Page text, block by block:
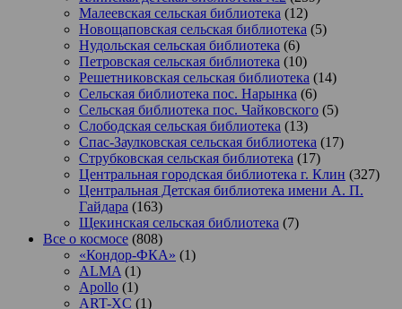
Малеевская сельская библиотека (12)
Новощаповская сельская библиотека (5)
Нудольская сельская библиотека (6)
Петровская сельская библиотека (10)
Решетниковская сельская библиотека (14)
Сельская библиотека пос. Нарынка (6)
Сельская библиотека пос. Чайковского (5)
Слободская сельская библиотека (13)
Спас-Заулковская сельская библиотека (17)
Струбковская сельская библиотека (17)
Центральная городская библиотека г. Клин (327)
Центральная Детская библиотека имени А. П.
Гайдара (163)
Щекинская сельская библиотека (7)
Все о космосе (808)
«Кондор-ФКА» (1)
ALMA (1)
Apollo (1)
ART-XC (1)